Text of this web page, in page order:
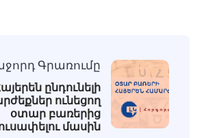
Գրառումը
ընդունելի
ունեցող
օտար բառերից
մասին